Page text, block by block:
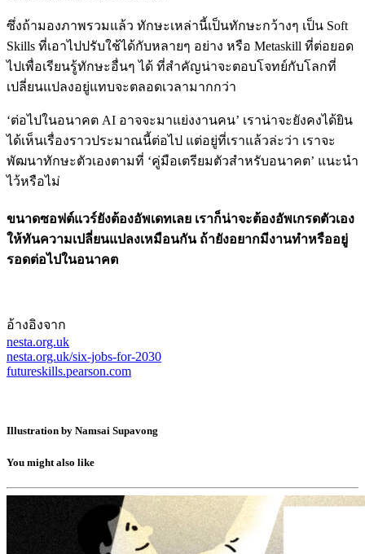
ซึ่งถ้ามองภาพรวมแล้ว ทักษะเหล่านี้เป็นทักษะกว้างๆ เป็น Soft
Skills ที่เอาไปปรับใช้ได้กับหลายๆ อย่าง หรือ Metaskill ที่ต่อยอด
ไปเพื่อเรียนรู้ทักษะอื่นๆ ได้ ที่สำคัญน่าจะตอบโจทย์กับโลกที่
เปลี่ยนแปลงอยู่แทบจะตลอดเวลามากกว่า
‘ต่อไปในอนาคต AI อาจจะมาแย่งงานคน’ เราน่าจะยังคงได้ยิน
ได้เห็นเรื่องราวประมาณนี้ต่อไป แต่อยู่ที่เราแล้วล่ะว่า เราจะ
พัฒนาทักษะตัวเองตามที่ ‘คู่มือเตรียมตัวสำหรับอนาคต’ แนะนำ
ไว้หรือไม่
ขนาดซอฟต์แวร์ยังต้องอัพเดทเลย เราก็น่าจะต้องอัพเกรดตัวเอง
ให้ทันความเปลี่ยนแปลงเหมือนกัน ถ้ายังอยากมีงานทำหรืออยู่
รอดต่อไปในอนาคต
อ้างอิงจาก
nesta.org.uk
nesta.org.uk/six-jobs-for-2030
futureskills.pearson.com
Illustration by Namsai Supavong
You might also like